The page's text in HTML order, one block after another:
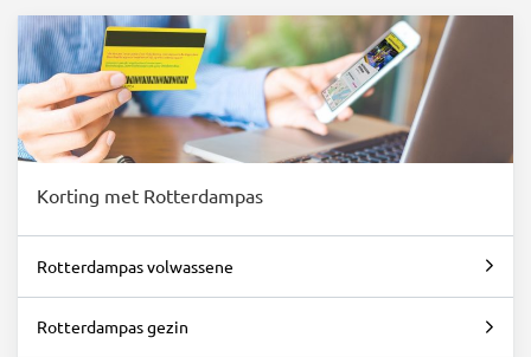
Korting met Rotterdampas
Rotterdampas volwassene
Rotterdampas gezin